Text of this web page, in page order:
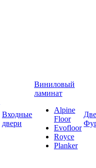
Входные
двери
Виниловый
ламинат
Alpine
Floor
Evofloor
Royce
Planker